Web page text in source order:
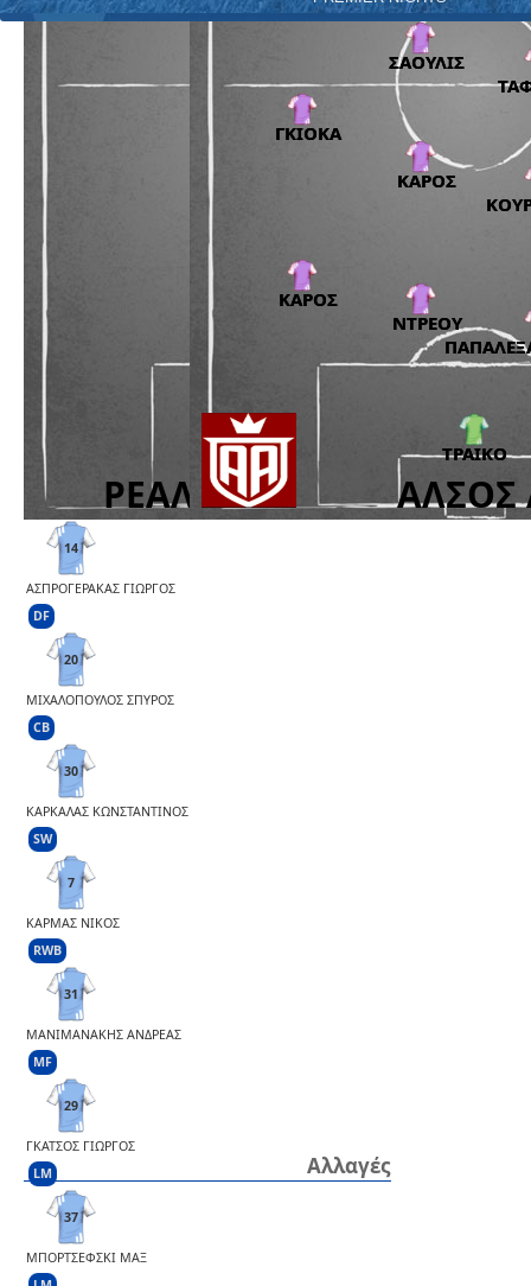
14
ΑΣΠΡΟΓΕΡΑΚΑΣ ΓΙΩΡΓΟΣ
DF
20
ΜΙΧΑΛΟΠΟΥΛΟΣ ΣΠΥΡΟΣ
CB
30
ΚΑΡΚΑΛΑΣ ΚΩΝΣΤΑΝΤΙΝΟΣ
SW
7
ΚΑΡΜΑΣ ΝΙΚΟΣ
RWB
31
ΜΑΝΙΜΑΝΑΚΗΣ ΑΝΔΡΕΑΣ
MF
29
ΓΚΑΤΣΟΣ ΓΙΩΡΓΟΣ
LM
37
ΜΠΟΡΤΣΕΦΣΚΙ ΜΑΞ
Αλλαγές